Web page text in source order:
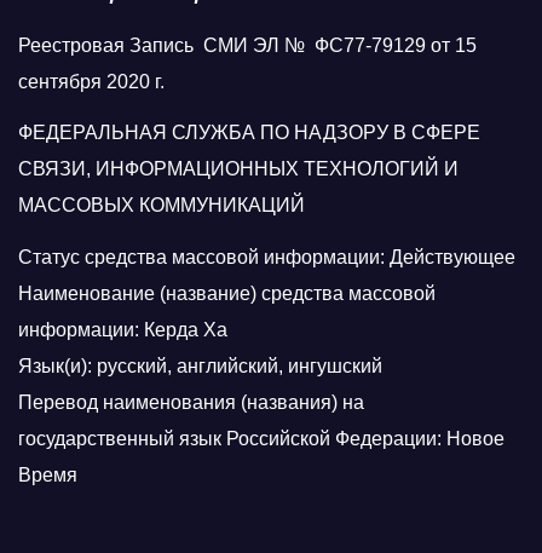
Реестровая Запись СМИ ЭЛ № ФС77-79129 от 15
сентября 2020 г.
ФЕДЕРАЛЬНАЯ СЛУЖБА ПО НАДЗОРУ В СФЕРЕ
СВЯЗИ, ИНФОРМАЦИОННЫХ ТЕХНОЛОГИЙ И
МАССОВЫХ КОММУНИКАЦИЙ
Статус средства массовой информации: Действующее
Наименование (название) средства массовой
информации: Керда Ха
Язык(и): русский, английский, ингушский
Перевод наименования (названия) на
государственный язык Российской Федерации: Новое
Время